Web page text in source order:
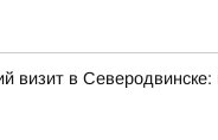
визит в Северодвинске: